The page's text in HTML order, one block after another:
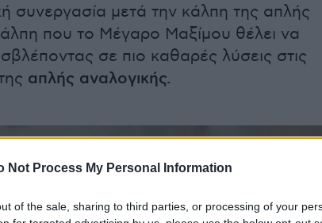
Not Process My Personal Information
of the sale, sharing to third parties, or processing of your
συνεργασία μετά την κάλπη της απλής
που το Μέγαρο Μαξίμου θέλει να
σε πιο καθαρές λύσεις στις
απλής αναλογικής.